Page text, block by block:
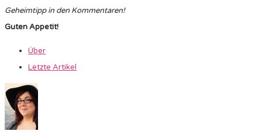
Geheimtipp in den Kommentaren!
Guten Appetit!
Über
Letzte Artikel